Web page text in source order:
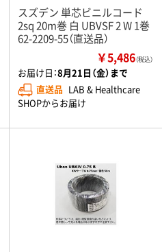
スズデン 単芯ビニルコード
2sq 20m巻 白 UBVSF 2 W 1巻
62-2209-55（直送品）
￥5,486（税込）
お届け日：8月21日（金）まで
直送品 LAB & Healthcare
SHOPからお届け